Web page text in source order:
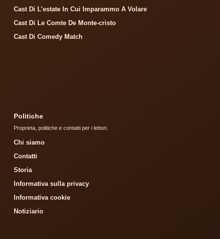
Cast Di L’estate In Cui Imparammo A Volare
Cast Di Le Comte De Monte-cristo
Cast Di Comedy Match
Politiche
Proprieta, politiche e contatti per i lettori.
Chi siamo
Contatti
Storia
Informativa sulla privacy
Informativa cookie
Notiziario